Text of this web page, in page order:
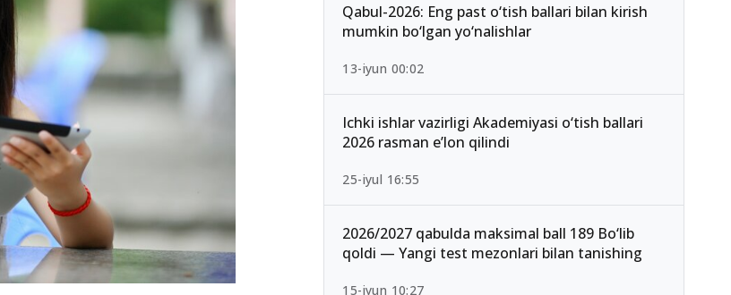
Qabul-2026: Eng past o‘tish ballari bilan kirish
mumkin bo‘lgan yo‘nalishlar
13-iyun 00:02
Ichki ishlar vazirligi Akademiyasi o‘tish ballari
2026 rasman e’lon qilindi
25-iyul 16:55
2026/2027 qabulda maksimal ball 189 Bo‘lib
qoldi — Yangi test mezonlari bilan tanishing
15-iyun 10:27